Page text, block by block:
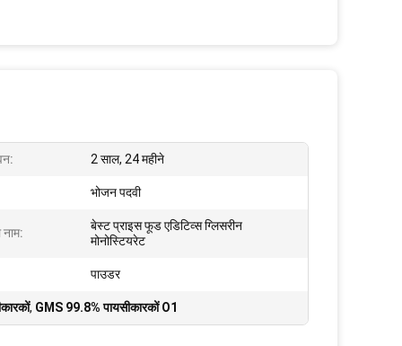
2 साल, 24 महीने
भोजन पदवी
नाम:
बेस्ट प्राइस फूड एडिटिव्स ग्लिसरीन
मोनोस्टियरेट
पाउडर
, GMS 99.8% पायसीकारकों O1